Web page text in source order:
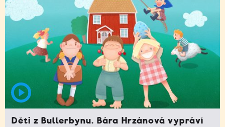
Děti z Bullerbynu. Bára Hrzánová vypráví